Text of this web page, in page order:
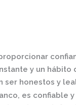
y un
honestos y
es confiable